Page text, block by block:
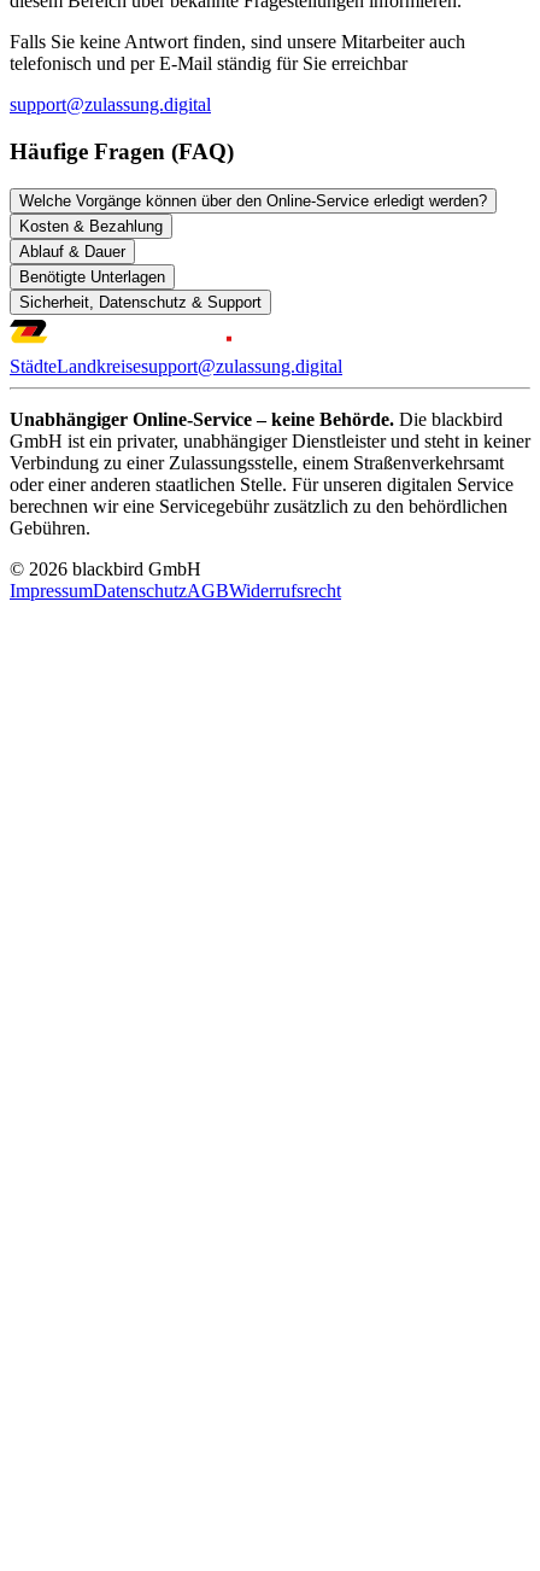
Falls Sie keine Antwort finden, sind unsere Mitarbeiter auch
telefonisch und per E-Mail ständig für Sie erreichbar
support@zulassung.digital
Häufige Fragen (FAQ)
Welche Vorgänge können über den Online-Service erledigt werden?
Kosten & Bezahlung
Ablauf & Dauer
Benötigte Unterlagen
Sicherheit, Datenschutz & Support
StädteLandkreisesupport@zulassung.digital
Unabhängiger Online-Service – keine Behörde. Die blackbird
GmbH ist ein privater, unabhängiger Dienstleister und steht in keiner
Verbindung zu einer Zulassungsstelle, einem Straßenverkehrsamt
oder einer anderen staatlichen Stelle. Für unseren digitalen Service
berechnen wir eine Servicegebühr zusätzlich zu den behördlichen
Gebühren.
© 2026 blackbird GmbH
ImpressumDatenschutzAGBWiderrufsrecht